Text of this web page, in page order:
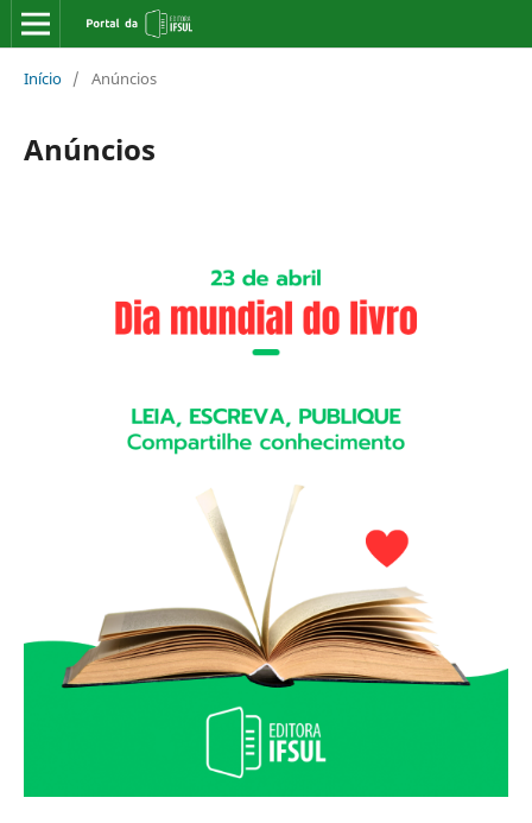
Início / Anúncios
Anúncios